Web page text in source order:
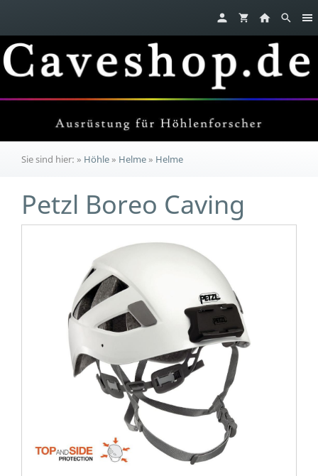
Sie sind hier: » Höhle » Helme» Helme
Petzl Boreo Caving